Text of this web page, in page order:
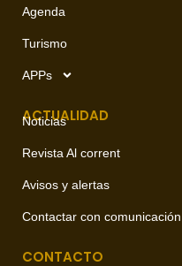
Agenda
Turismo
APPs
ACTUALIDAD
Noticias
Revista Al corrent
Avisos y alertas
Contactar con comunicación
CONTACTO